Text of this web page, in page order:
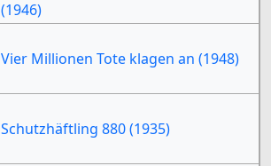
(1946)
Vier Millionen Tote klagen an (1948)
Schutzhäftling 880 (1935)